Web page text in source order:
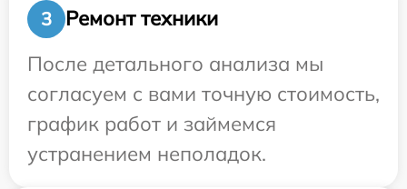
3
Ремонт техники
После детального анализа мы
согласуем с вами точную стоимость,
график работ и займемся
устранением неполадок.